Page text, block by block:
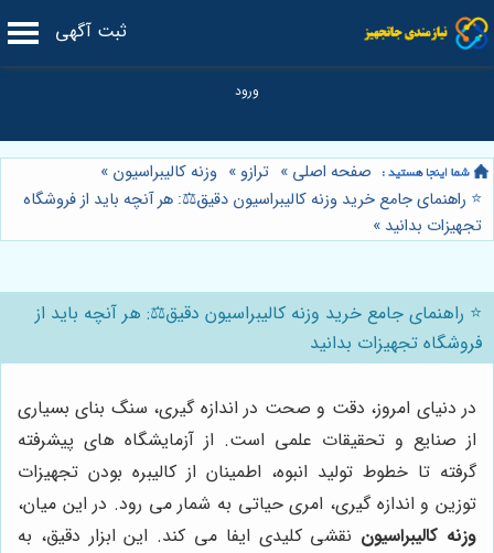
ثبت آگهی
صفحه اصلی » ترازو » وزنه کالیبراسیون »
⭐️ راهنمای جامع خرید وزنه کالیبراسیون دقیق⚖️: هر آنچه باید از فروشگاه
تجهیزات بدانید »
⭐️ راهنمای جامع خرید وزنه کالیبراسیون دقیق⚖️: هر آنچه باید از
فروشگاه تجهیزات بدانید
در دنیای امروز، دقت و صحت در اندازه گیری، سنگ بنای بسیاری
از صنایع و تحقیقات علمی است. از آزمایشگاه های پیشرفته
گرفته تا خطوط تولید انبوه، اطمینان از کالیبره بودن تجهیزات
توزین و اندازه گیری، امری حیاتی به شمار می رود. در این میان،
وزنه کالیبراسیون نقشی کلیدی ایفا می کند. این ابزار دقیق، به